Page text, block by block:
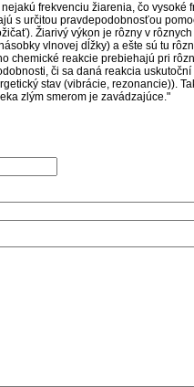
frekvenciu žiarenia, čo vysoké
s určitou pravdepodobnosťou
Žiarivý výkon je rôzny v
vlnovej dĺžky) a ešte sú tu
chemické reakcie prebiehajú pri
či sa daná reakcia uskutoční
stav (vibrácie, rezonancie)).
zlým smerom je zavádzajúce."